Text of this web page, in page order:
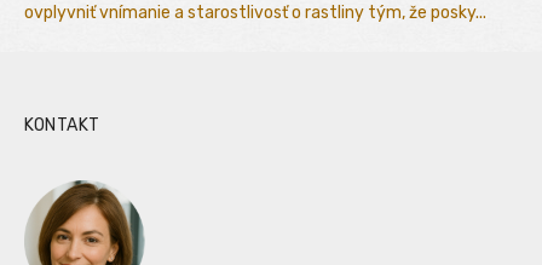
ovplyvniť vnímanie a starostlivosť o rastliny tým, že posky...
KONTAKT